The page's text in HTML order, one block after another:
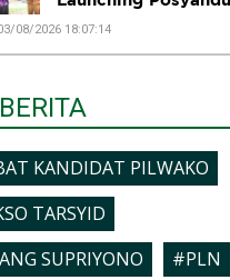
08/2026 18:07:14
KANDIDAT PILWAKO
TARSYID
SUPRIYONO
#PLN